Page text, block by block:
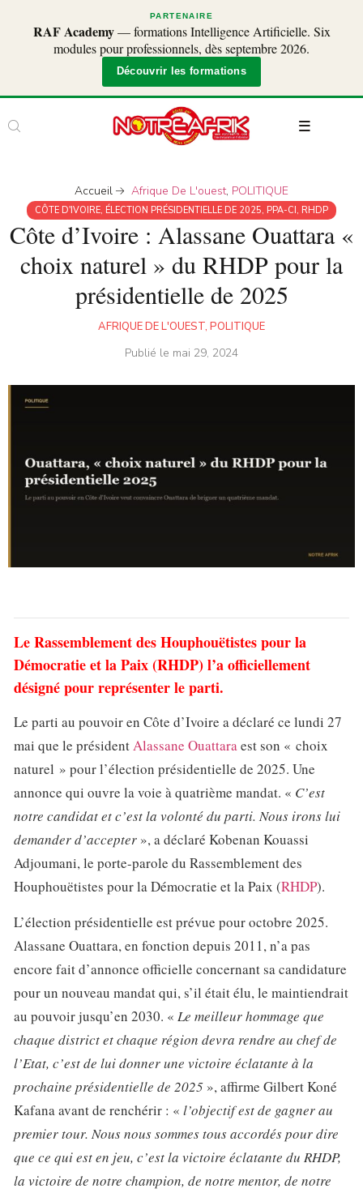
PARTENAIRE
RAF Academy— formations Intelligence Artificielle. Six
modules pour professionnels, dès septembre 2026.
Découvrir les formations
Accueil Afrique De L'ouest, POLITIQUE
CÔTE D'IVOIRE, ÉLECTION PRÉSIDENTIELLE DE 2025, PPA-CI, RHDP
Côte d’Ivoire : Alassane Ouattara «
choix naturel » du RHDP pour la
présidentielle de 2025
AFRIQUE DE L'OUEST, POLITIQUE
Publié le mai 29, 2024
Le Rassemblement des Houphouëtistes pour la
Démocratie et la Paix (RHDP) l’a officiellement
désigné pour représenter le parti.
Le parti au pouvoir en Côte d’Ivoire a déclaré ce lundi 27
mai que le présidentAlassane Ouattaraest son « choix
naturel » pour l’élection présidentielle de 2025. Une
annonce qui ouvre la voie à quatrième mandat. « C’est
notre candidat et c’est la volonté du parti. Nous irons lui
demander d’accepter », a déclaré Kobenan Kouassi
Adjoumani, le porte-parole du Rassemblement des
Houphouëtistes pour la Démocratie et la Paix (RHDP).
L’élection présidentielle est prévue pour octobre 2025.
Alassane Ouattara, en fonction depuis 2011, n’a pas
encore fait d’annonce officielle concernant sa candidature
pour un nouveau mandat qui, s’il était élu, le maintiendrait
au pouvoir jusqu’en 2030. « Le meilleur hommage que
chaque district et chaque région devra rendre au chef de
l’Etat, c’est de lui donner une victoire éclatante à la
prochaine présidentielle de 2025 », affirme Gilbert Koné
Kafana avant de renchérir : « l’objectif est de gagner au
premier tour. Nous nous sommes tous accordés pour dire
que ce qui est en jeu, c’est la victoire éclatante du RHDP,
la victoire de notre champion, de notre mentor, de notre